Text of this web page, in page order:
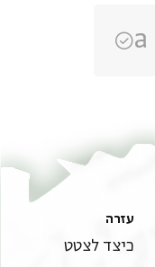
Friedrich Niessen,
Chronicle from the
no. 2
Recto
הגדל וסובב
Verso
עזרה
כיצד לצטט